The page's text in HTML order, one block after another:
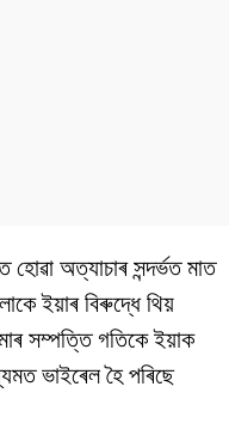
অত্যাচাৰ সন্দৰ্ভত মাত
ইয়াৰ বিৰুদ্ধে থিয়
সম্পত্তি গতিকে ইয়াক
ভাইৰেল হৈ পৰিছে